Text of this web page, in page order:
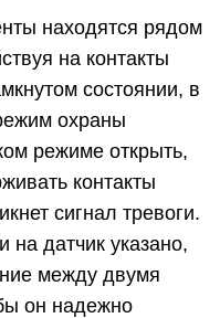
находятся рядом
на контакты
состоянии, в
охраны
режиме открыть,
контакты
сигнал тревоги.
на датчик указано,
между двумя
он надежно